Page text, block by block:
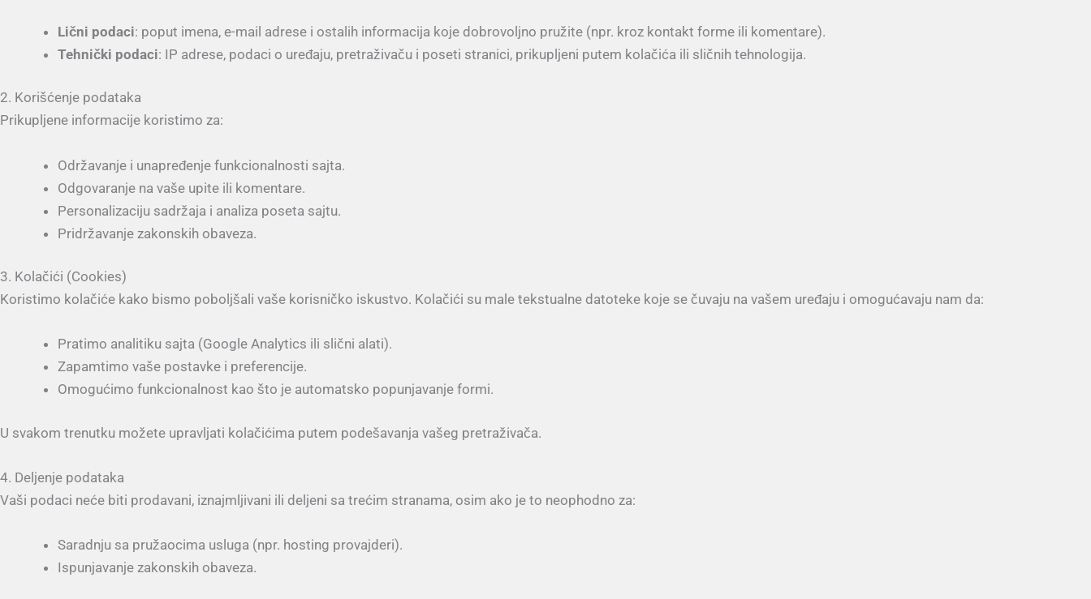
Lični podaci: poput imena, e-mail adrese i ostalih informacija koje dobrovoljno pružite (npr. kroz kontakt forme ili komentare).
Tehnički podaci: IP adrese, podaci o uređaju, pretraživaču i poseti stranici, prikupljeni putem kolačića ili sličnih tehnologija.
2. Korišćenje podataka
Prikupljene informacije koristimo za:
Održavanje i unapređenje funkcionalnosti sajta.
Odgovaranje na vaše upite ili komentare.
Personalizaciju sadržaja i analiza poseta sajtu.
Pridržavanje zakonskih obaveza.
3. Kolačići (Cookies)
Koristimo kolačiće kako bismo poboljšali vaše korisničko iskustvo. Kolačići su male tekstualne datoteke koje se čuvaju na vašem uređaju i omogućavaju nam da:
Pratimo analitiku sajta (Google Analytics ili slični alati).
Zapamtimo vaše postavke i preferencije.
Omogućimo funkcionalnost kao što je automatsko popunjavanje formi.
U svakom trenutku možete upravljati kolačićima putem podešavanja vašeg pretraživača.
4. Deljenje podataka
Vaši podaci neće biti prodavani, iznajmljivani ili deljeni sa trećim stranama, osim ako je to neophodno za:
Saradnju sa pružaocima usluga (npr. hosting provajderi).
Ispunjavanje zakonskih obaveza.